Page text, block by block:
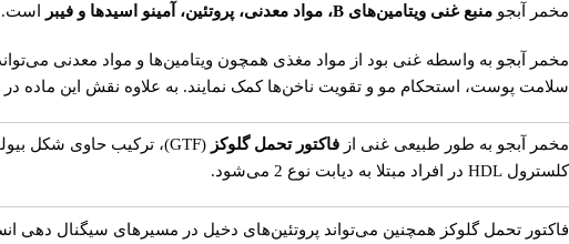
مخمر آبجو منبع غنی ویتامین‌های B، مواد معدنی، پروتئین، آمینو اسیدها و فیبر است.
مخمر آبجو به واسطه غنی بود از مواد مغذی همچون ویتامین‌ها و مواد معدنی
سلامت پوست، استحکام مو و تقویت ناخن‌ها کمک نمایند. به علاوه نقش این ماده
مخمر آبجو به طور طبیعی غنی از فاکتور تحمل گلوکز
کلسترول HDL در افراد مبتلا به دیابت نوع 2 می‌شود.
فاکتور تحمل گلوکز همچنین می‌تواند پروتئین‌های دخیل در مسیرهای سیگنال دهی